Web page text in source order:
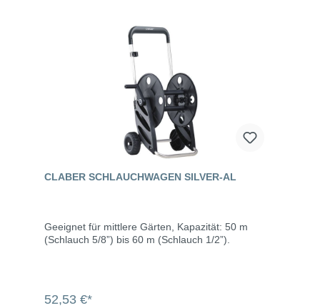
CLABER SCHLAUCHWAGEN SILVER-AL
Geeignet für mittlere Gärten, Kapazität: 50 m
(Schlauch 5/8”) bis 60 m (Schlauch 1/2”).
52,53 €*